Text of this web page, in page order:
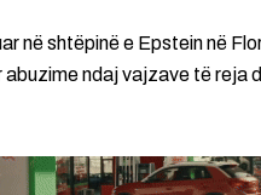
në shtëpinë e Epstein në
abuzime ndaj vajzave të reja